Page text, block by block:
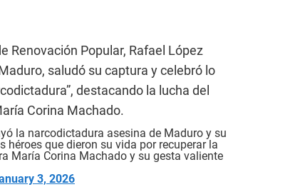
Renovación Popular, Rafael López
saludó su captura y celebró lo
destacando la lucha del
Corina Machado.
la narcodictadura asesina de Maduro y su
que dieron su vida por recuperar la
María Corina Machado y su gesta valiente
3, 2026